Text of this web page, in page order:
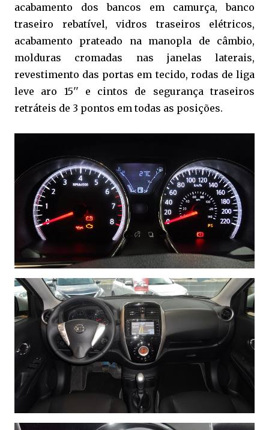
acabamento dos bancos em camurça, banco
traseiro rebatível, vidros traseiros elétricos,
acabamento prateado na manopla de câmbio,
molduras cromadas nas janelas laterais,
revestimento das portas em tecido, rodas de liga
leve aro 15'' e cintos de segurança traseiros
retráteis de 3 pontos em todas as posições.